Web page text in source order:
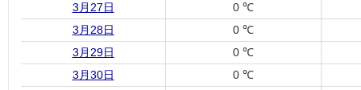
3月27日
0 ℃
3月28日
0 ℃
3月29日
0 ℃
3月30日
0 ℃